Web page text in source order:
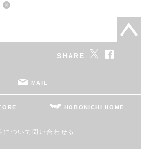
SHARE
MAIL
HOBONICHI HOME
について問い合わせる